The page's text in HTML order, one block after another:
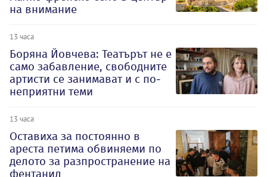
на внимание
13 часа
Боряна Йовчева: Театърът не е
само забавление, свободните
артисти се занимават и с по-
неприятни теми
13 часа
Оставиха за постоянно в
ареста петима обвиняеми по
делото за разпространение на
фентанил